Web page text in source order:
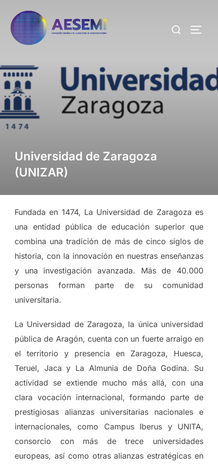
Universidad de Zaragoza
(UNIZAR)
Fundada en 1474, La Universidad de Zaragoza es
una entidad pública de educación superior que
combina una tradición de más de cinco siglos de
historia, con la innovación en nuestras enseñanzas
y una investigación avanzada. Más de 40.000
personas forman parte de su comunidad
universitaria.
La Universidad de Zaragoza, la única universidad
pública de Aragón, cuenta con un fuerte arraigo en
el territorio y presencia en Zaragoza, Huesca,
Teruel, Jaca y La Almunia de Doña Godina. Su
actividad se extiende mucho más allá, con una
clara vocación internacional, formando parte de
prestigiosas alianzas universitarias nacionales e
internacionales, como Campus Iberus y UNITA,
consorcio con más de trece universidades
europeas, así como otras alianzas estratégicas en